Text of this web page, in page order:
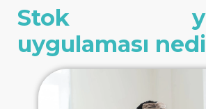
Stok
uygulaması